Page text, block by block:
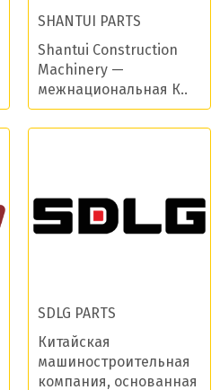
SHANTUI PARTS
Shantui Construction
Machinery —
межнациональная К..
SDLG PARTS
Китайская
машиностроительная
компания, основанная